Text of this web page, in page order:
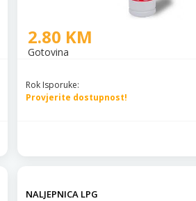
2.80 KM
Gotovina
Rok Isporuke:
Provjerite dostupnost!
NALJEPNICA LPG